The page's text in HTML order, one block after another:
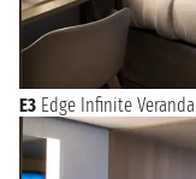
E3 Edge Infinite Veranda